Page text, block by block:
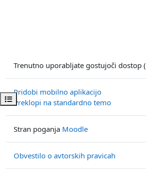
Odpri kazalo predmeta
Trenutno uporabljate gostujoči dostop (
Pridobi mobilno aplikacijo
Preklopi na standardno temo
Stran poganja Moodle
Obvestilo o avtorskih pravicah